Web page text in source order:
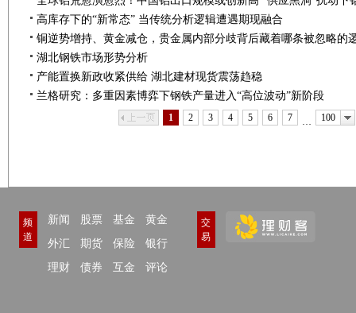
高库存下的“新常态” 当传统分析逻辑遭遇期现融合
铜逆势增持、黄金减仓，贵金属内部分歧背后藏着哪条被忽略的
湖北钢铁市场形势分析
产能置换新政收紧供给 湖北建材现货震荡趋稳
兰格研究：多重因素博弈下钢铁产量进入“高位波动”新阶段
1 2 3 4 5 6 7 … 100
下一页
频
道
新闻 股票 基金
黄金
外汇
期货 保险
银行
理财
债券 互金 评论
交
易